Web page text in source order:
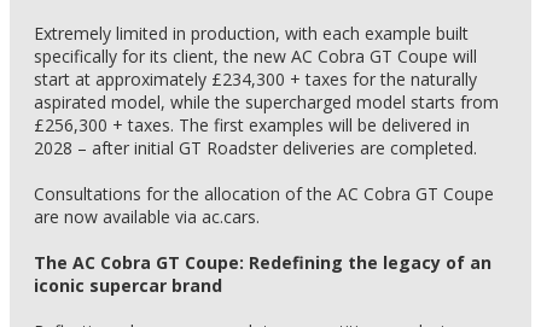
Extremely limited in production, with each example built
specifically for its client, the new AC Cobra GT Coupe will
start at approximately £234,300 + taxes for the naturally
aspirated model, while the supercharged model starts from
£256,300 + taxes. The first examples will be delivered in
2028 – after initial GT Roadster deliveries are completed.
Consultations for the allocation of the AC Cobra GT Coupe
are now available via ac.cars.
The AC Cobra GT Coupe: Redefining the legacy of an
iconic supercar brand